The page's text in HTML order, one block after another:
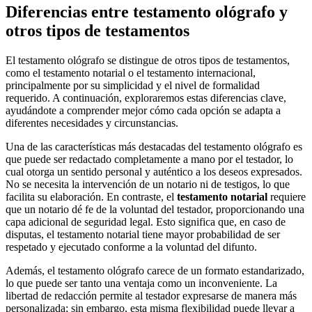
Diferencias entre testamento ológrafo y
otros tipos de testamentos
El testamento ológrafo se distingue de otros tipos de testamentos,
como el testamento notarial o el testamento internacional,
principalmente por su simplicidad y el nivel de formalidad
requerido. A continuación, exploraremos estas diferencias clave,
ayudándote a comprender mejor cómo cada opción se adapta a
diferentes necesidades y circunstancias.
Una de las características más destacadas del testamento ológrafo es
que puede ser redactado completamente a mano por el testador, lo
cual otorga un sentido personal y auténtico a los deseos expresados.
No se necesita la intervención de un notario ni de testigos, lo que
facilita su elaboración. En contraste, el testamento notarial requiere
que un notario dé fe de la voluntad del testador, proporcionando una
capa adicional de seguridad legal. Esto significa que, en caso de
disputas, el testamento notarial tiene mayor probabilidad de ser
respetado y ejecutado conforme a la voluntad del difunto.
Además, el testamento ológrafo carece de un formato estandarizado,
lo que puede ser tanto una ventaja como un inconveniente. La
libertad de redacción permite al testador expresarse de manera más
personalizada; sin embargo, esta misma flexibilidad puede llevar a